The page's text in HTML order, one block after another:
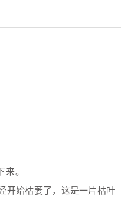
。
开始枯萎了，这是一片枯叶